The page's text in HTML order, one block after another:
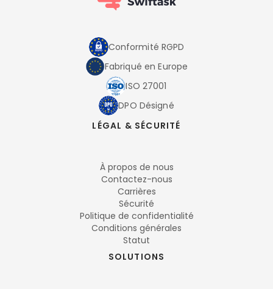
Conformité RGPD
Fabriqué en Europe
ISO 27001
DPO Désigné
LÉGAL & SÉCURITÉ
À propos de nous
Contactez-nous
Carrières
Sécurité
Politique de confidentialité
Conditions générales
Statut
SOLUTIONS